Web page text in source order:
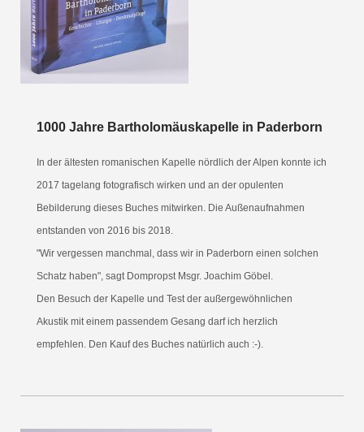
1000 Jahre Bartholomäuskapelle in Paderborn
In der ältesten romanischen Kapelle nördlich der Alpen konnte ich
2017 tagelang fotografisch wirken und an der opulenten
Bebilderung dieses Buches mitwirken. Die Außenaufnahmen
entstanden von 2016 bis 2018.
"Wir vergessen manchmal, dass wir in Paderborn einen solchen
Schatz haben", sagt Dompropst Msgr. Joachim Göbel.
Den Besuch der Kapelle und Test der außergewöhnlichen
Akustik mit einem passendem Gesang darf ich herzlich
empfehlen. Den Kauf des Buches natürlich auch :-).